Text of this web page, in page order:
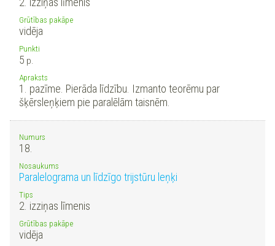
Grūtības pakāpe
vidēja
Punkti
5 p.
Apraksts
1. pazīme. Pierāda līdzību. Izmanto teorēmu par
šķērsleņķiem pie paralēlām taisnēm.
Numurs
18.
Nosaukums
Paralelograma un līdzīgo trijstūru leņķi
Tips
2. izziņas līmenis
Grūtības pakāpe
vidēja